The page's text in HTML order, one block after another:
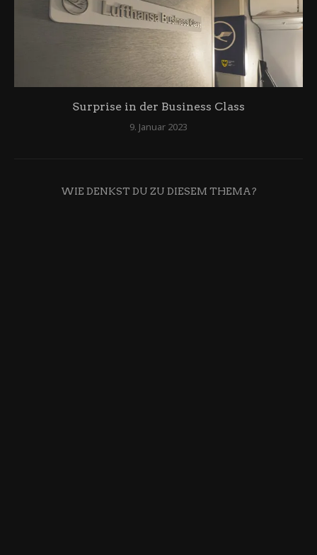
Surprise in der Business Class
9. Januar 2023
WIE DENKST DU ZU DIESEM THEMA?